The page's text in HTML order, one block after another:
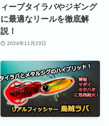
ィープタイラバやジギング
に最適なリールを徹底解
説！
2024年11月23日